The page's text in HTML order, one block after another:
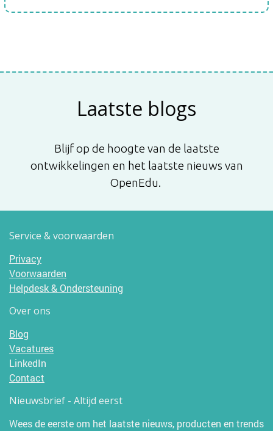
Laatste blogs
Blijf op de hoogte van de laatste
ontwikkelingen en het laatste nieuws van
OpenEdu.
Service & voorwaarden
Privacy
Voorwaarden
Helpdesk & Ondersteuning
Over ons
Blog
Vacatures
LinkedIn
Contact
Nieuwsbrief - Altijd eerst
Wees de eerste om het laatste nieuws, producten en trends